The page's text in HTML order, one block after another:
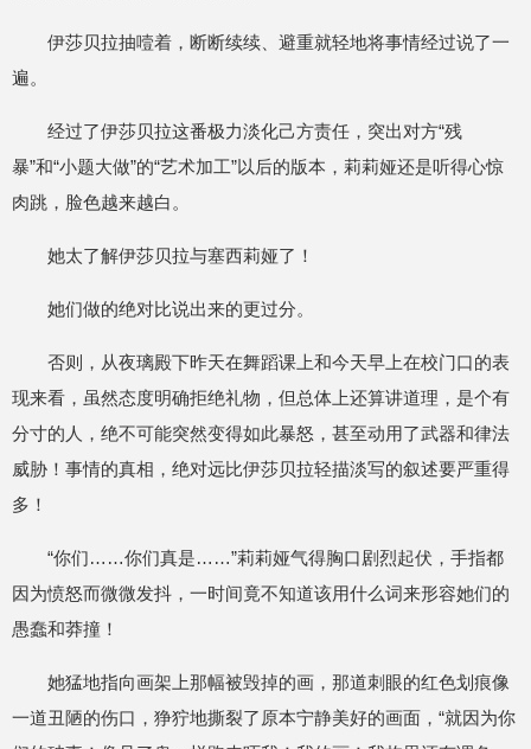
伊莎贝拉抽噎着，断断续续、避重就轻地将事情经过说了一
遍。
经过了伊莎贝拉这番极力淡化己方责任，突出对方“残
暴”和“小题大做”的“艺术加工”以后的版本，莉莉娅还是听得心惊
肉跳，脸色越来越白。
她太了解伊莎贝拉与塞西莉娅了！
她们做的绝对比说出来的更过分。
否则，从夜璃殿下昨天在舞蹈课上和今天早上在校门口的表
现来看，虽然态度明确拒绝礼物，但总体上还算讲道理，是个有
分寸的人，绝不可能突然变得如此暴怒，甚至动用了武器和律法
威胁！事情的真相，绝对远比伊莎贝拉轻描淡写的叙述要严重得
多！
“你们……你们真是……”莉莉娅气得胸口剧烈起伏，手指都
因为愤怒而微微发抖，一时间竟不知道该用什么词来形容她们的
愚蠢和莽撞！
她猛地指向画架上那幅被毁掉的画，那道刺眼的红色划痕像
一道丑陋的伤口，狰狞地撕裂了原本宁静美好的画面，“就因为你